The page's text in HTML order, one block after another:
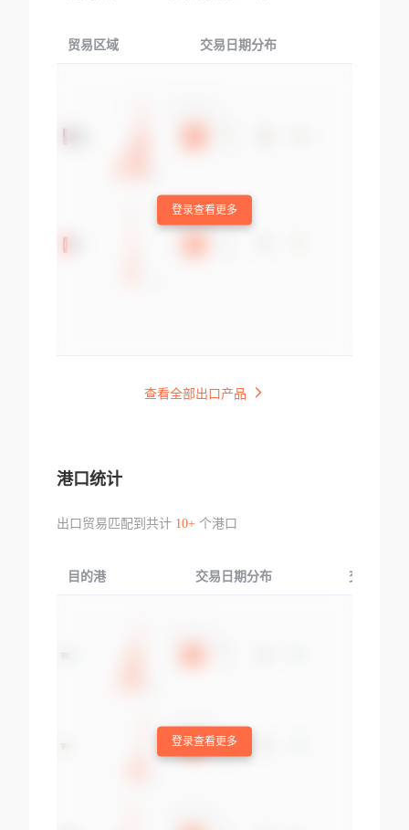
贸易区域 交易日期分布
登录查看更多
查看全部出口产品
港口统计
出口贸易匹配到共计 10+个港口
目的港 交易日期分布 交易产品
登录查看更多